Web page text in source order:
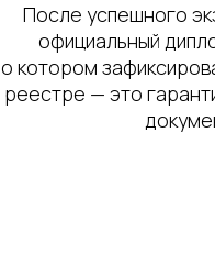
После успешного
официальный
о котором
реестре — это